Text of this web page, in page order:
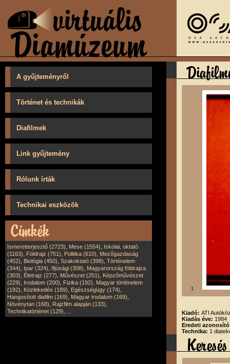
A gyűjteményről
Történet és technikák
Diafilmek
Link gyűjtemény
Rólunk írták
Technikai eszközök
Ismeretterjesztő (2723), Mese (1554), Iskolai, oktató
(1163), Földrajz (751), Politika (610), Mezőgazdaság
(452), Biológia (450), Szakoktató (398), Történelem
(344), Ipar (324), Ifjúsági (308), Magyarország földrajza
(303), Életrajz (277), Művészet (251), Képzőművészet
(229), Irodalom (200), Fizika (192), Magyar történelem
(192), Közlekedés (189), Egészségügy (174),
Hangosított diafilm (169), Magyar irodalom (169),
Növénytan (168), Rajzfilm alapján (133),
Technikatörténet (129),
1
Kiadó: ATI
Kiadás éve: 1984
Eredeti
Technika: 1